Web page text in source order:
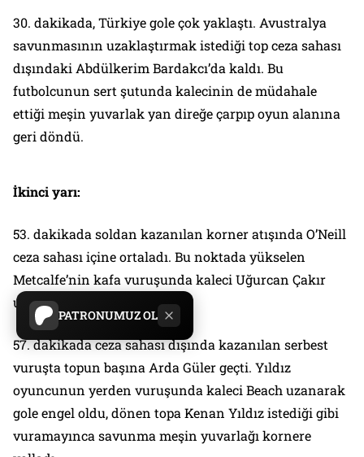
PATRONUMUZ OL
30. dakikada, Türkiye gole çok yaklaştı. Avustralya
savunmasının uzaklaştırmak istediği top ceza sahası
dışındaki Abdülkerim Bardakcı’da kaldı. Bu
futbolcunun sert şutunda kalecinin de müdahale
ettiği meşin yuvarlak yan direğe çarpıp oyun alanına
geri döndü.
İkinci yarı:
53. dakikada soldan kazanılan korner atışında O’Neill
ceza sahası içine ortaladı. Bu noktada yükselen
Metcalfe’nin kafa vuruşunda kaleci Uğurcan Çakır
uzanarak gole engel oldu.
57. dakikada ceza sahası dışında kazanılan serbest
vuruşta topun başına Arda Güler geçti. Yıldız
oyuncunun yerden vuruşunda kaleci Beach uzanarak
gole engel oldu, dönen topa Kenan Yıldız istediği gibi
vuramayınca savunma meşin yuvarlağı kornere